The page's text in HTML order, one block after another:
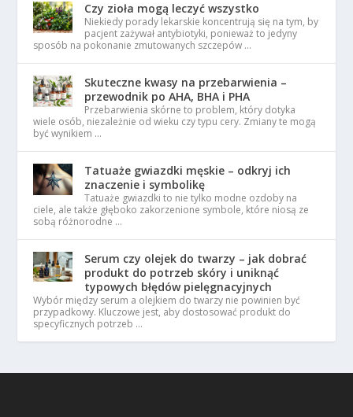
Czy zioła mogą leczyć wszystko
Niekiedy porady lekarskie koncentrują się na tym, by
pacjent zażywał antybiotyki, ponieważ to jedyny
sposób na pokonanie zmutowanych szczepów …
Skuteczne kwasy na przebarwienia –
przewodnik po AHA, BHA i PHA
Przebarwienia skórne to problem, który dotyka
wiele osób, niezależnie od wieku czy typu cery. Zmiany te mogą
być wynikiem …
Tatuaże gwiazdki męskie – odkryj ich
znaczenie i symbolikę
Tatuaże gwiazdki to nie tylko modne ozdoby na
ciele, ale także głęboko zakorzenione symbole, które niosą ze
sobą różnorodne …
Serum czy olejek do twarzy – jak dobrać
produkt do potrzeb skóry i uniknąć
typowych błędów pielęgnacyjnych
Wybór między serum a olejkiem do twarzy nie powinien być
przypadkowy. Kluczowe jest, aby dostosować produkt do
specyficznych potrzeb …